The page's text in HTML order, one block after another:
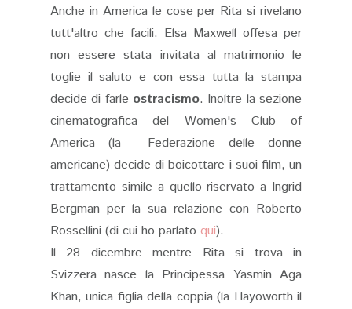
Anche in America le cose per Rita si rivelano
tutt'altro che facili: Elsa Maxwell offesa per
non essere stata invitata al matrimonio le
toglie il saluto e con essa tutta la stampa
decide di farle ostracismo. Inoltre la sezione
cinematografica del Women's Club of
America (la Federazione delle donne
americane) decide di boicottare i suoi film, un
trattamento simile a quello riservato a Ingrid
Bergman per la sua relazione con Roberto
Rossellini (di cui ho parlato qui).
Il 28 dicembre mentre Rita si trova in
Svizzera nasce la Principessa Yasmin Aga
Khan, unica figlia della coppia (la Hayoworth il